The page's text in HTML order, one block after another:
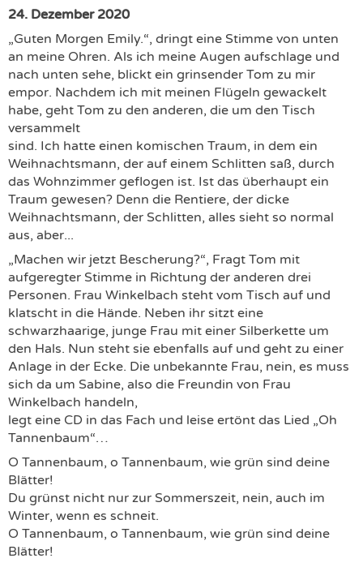
24. Dezember 2020
„Guten Morgen Emily.“, dringt eine Stimme von unten
an meine Ohren. Als ich meine Augen aufschlage und
nach unten sehe, blickt ein grinsender Tom zu mir
empor. Nachdem ich mit meinen Flügeln gewackelt
habe, geht Tom zu den anderen, die um den Tisch
versammelt
sind. Ich hatte einen komischen Traum, in dem ein
Weihnachtsmann, der auf einem Schlitten saß, durch
das Wohnzimmer geflogen ist. Ist das überhaupt ein
Traum gewesen? Denn die Rentiere, der dicke
Weihnachtsmann, der Schlitten, alles sieht so normal
aus, aber...
„Machen wir jetzt Bescherung?“, Fragt Tom mit
aufgeregter Stimme in Richtung der anderen drei
Personen. Frau Winkelbach steht vom Tisch auf und
klatscht in die Hände. Neben ihr sitzt eine
schwarzhaarige, junge Frau mit einer Silberkette um
den Hals. Nun steht sie ebenfalls auf und geht zu einer
Anlage in der Ecke. Die unbekannte Frau, nein, es muss
sich da um Sabine, also die Freundin von Frau
Winkelbach handeln,
legt eine CD in das Fach und leise ertönt das Lied „Oh
Tannenbaum“…
O Tannenbaum, o Tannenbaum, wie grün sind deine
Blätter!
Du grünst nicht nur zur Sommerszeit, nein, auch im
Winter, wenn es schneit.
O Tannenbaum, o Tannenbaum, wie grün sind deine
Blätter!